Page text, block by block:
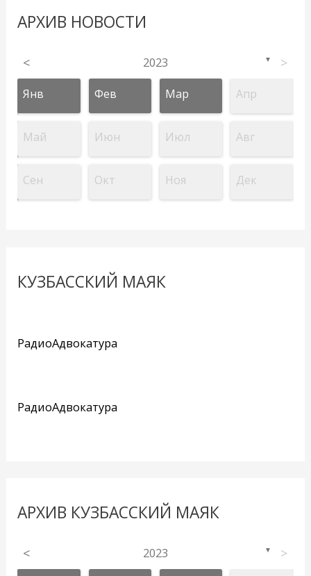
АРХИВ НОВОСТИ
< 2023 ▼ >
Янв Фев Мар Апр
Май Июн Июл Авг
Сен Окт Ноя Дек
КУЗБАССКИЙ МАЯК
РадиоАдвокатура
РадиоАдвокатура
АРХИВ КУЗБАССКИЙ МАЯК
< 2023 ▼ >